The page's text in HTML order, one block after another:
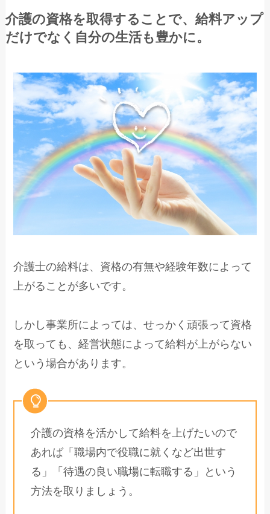
介護の資格を取得することで、給料アップ
だけでなく自分の生活も豊かに。
介護士の給料は、資格の有無や経験年数によって
上がることが多いです。
しかし事業所によっては、せっかく頑張って資格
を取っても、経営状態によって給料が上がらない
という場合があります。
介護の資格を活かして給料を上げたいので
あれば「職場内で役職に就くなど出世す
る」「待遇の良い職場に転職する」という
方法を取りましょう。